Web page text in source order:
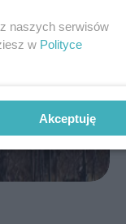
naszych serwisów
w Polityce
Akceptuję